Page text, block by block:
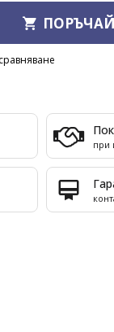
ПОРЪЧАЙ
при